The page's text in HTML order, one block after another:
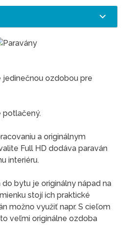
jedinečnou ozdobou pre
potlačený.
a originálnym
Full HD dodáva paraván
interiéru.
bytu je originálny nápad na
stojí ich praktické
možno využiť napr. S cieľom
veľmi originálne ozdoba